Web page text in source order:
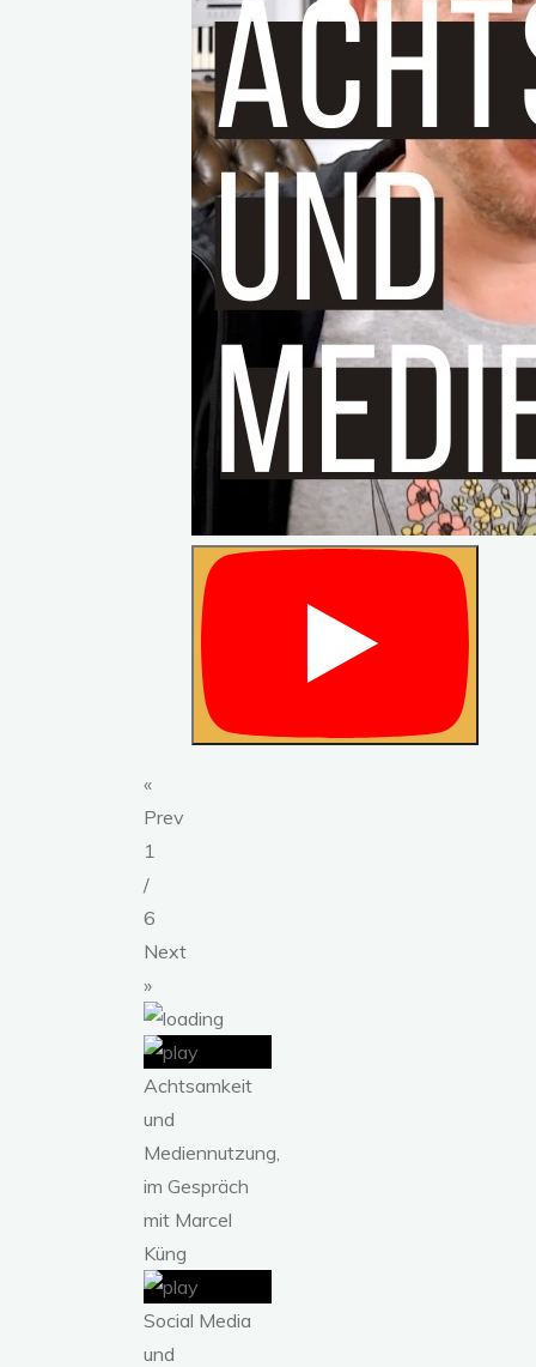
«
Prev
1
/
6
Next
»
Achtsamkeit
und
Mediennutzung,
im Gespräch
mit Marcel
Küng
Social Media
und